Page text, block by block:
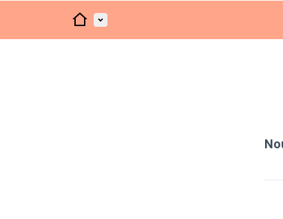
AccueilMenu principal